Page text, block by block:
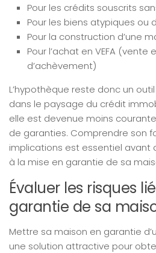
Pour les crédits souscrits
Pour les biens atypiques ou
Pour la construction d’une
Pour l’achat en VEFA (vente
d’achèvement)
L’hypothèque reste donc un
dans le paysage du crédit
elle est devenue moins
de garanties. Comprendre son
implications est essentiel avant
à la mise en garantie de sa
Évaluer les risques
garantie de sa
Mettre sa maison en garantie
une solution attractive pour